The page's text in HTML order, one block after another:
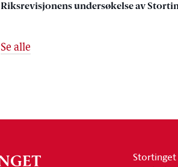
Riksrevisjonens undersøkelse av
Se alle
Stortinget